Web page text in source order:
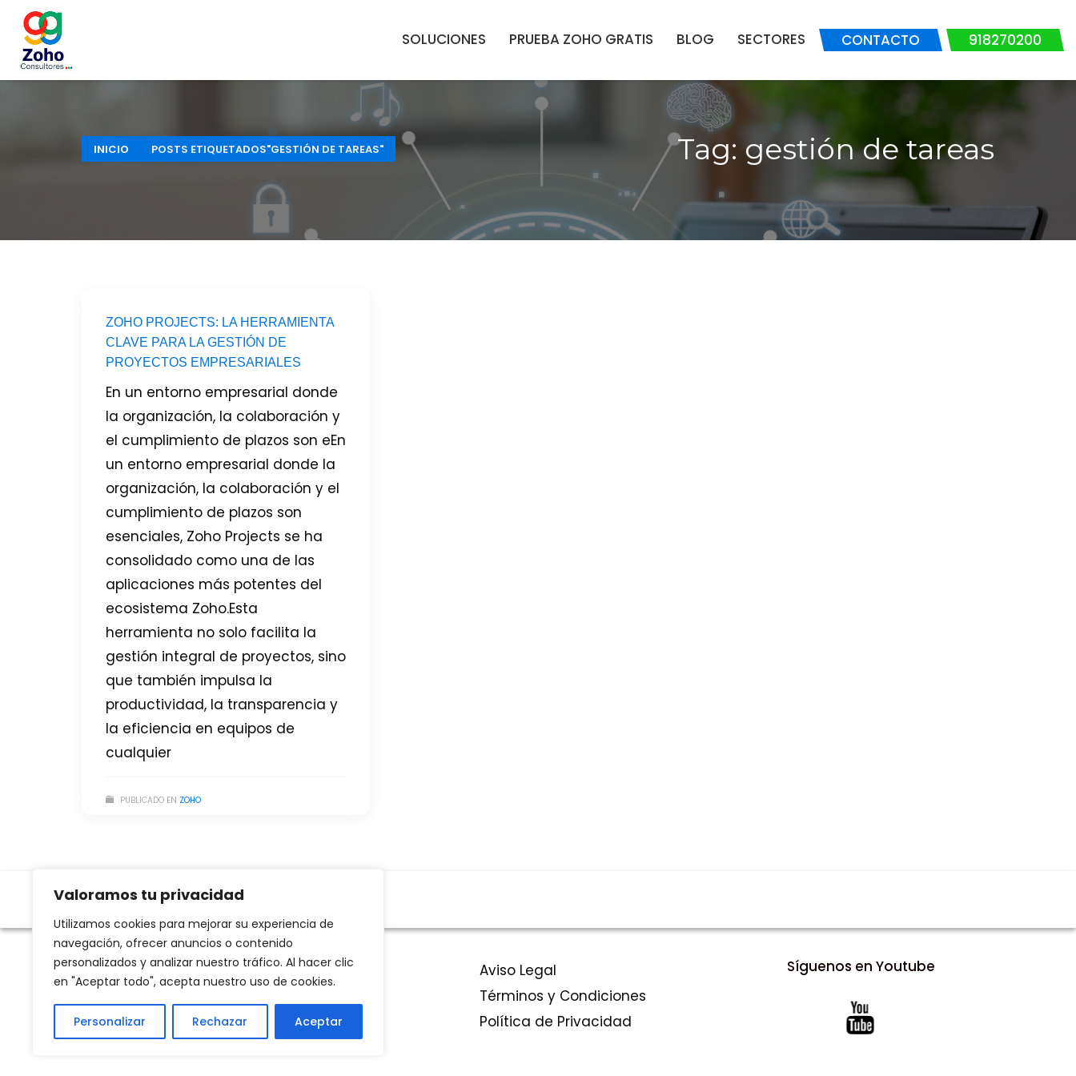
Valoramos tu privacidad
Utilizamos cookies para mejorar su experiencia de
navegación, ofrecer anuncios o contenido
personalizados y analizar nuestro tráfico. Al hacer clic
en "Aceptar todo", acepta nuestro uso de cookies.
Personalizar Rechazar Aceptar
SOLUCIONES PRUEBA ZOHO GRATIS BLOG SECTORES CONTACTO 918270200
INICIO POSTS ETIQUETADOS"GESTIÓN DE TAREAS" Tag: gestión de tareas
ZOHO PROJECTS: LA HERRAMIENTA
CLAVE PARA LA GESTIÓN DE
PROYECTOS EMPRESARIALES
En un entorno empresarial donde
la organización, la colaboración y
el cumplimiento de plazos son eEn
un entorno empresarial donde la
organización, la colaboración y el
cumplimiento de plazos son
esenciales, Zoho Projects se ha
consolidado como una de las
aplicaciones más potentes del
ecosistema Zoho.Esta
herramienta no solo facilita la
gestión integral de proyectos, sino
que también impulsa la
productividad, la transparencia y
la eficiencia en equipos de
cualquier
PUBLICADO EN ZOHO
Aviso Legal
Términos y Condiciones
Política de Privacidad
Síguenos en Youtube